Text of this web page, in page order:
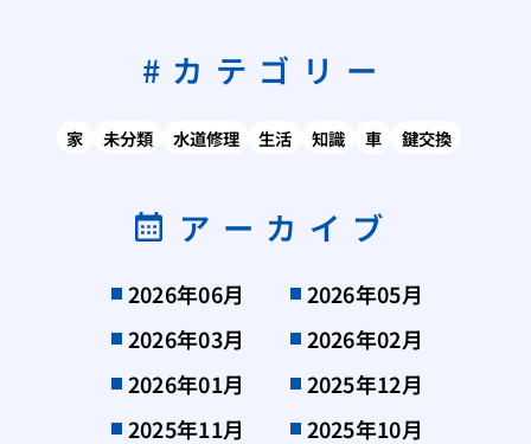
カテゴリー
家 未分類 水道修理 生活 知識 車 鍵交換
アーカイブ
2026年06月
2026年05月
2026年03月
2026年02月
2026年01月
2025年12月
2025年11月
2025年10月